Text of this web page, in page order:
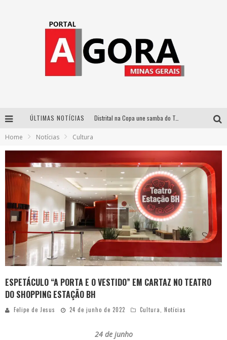
ÚLTIMAS NOTÍCIAS Distrital na Copa une samba do Trem dos Onze, acervo do Museu do Mineirão e transmissão em 4K para duelo contra o Haiti
Zeca Baleiro e Swami Jr. estreiam em Belo Horizonte o show em homenagem a Dolores Duran, marcando o encerramento da edição comemorativa dos dez anos do projeto “Uma voz, um instrumento”
Home Notícias Cultura
ESPETÁCULO “A PORTA E O VESTIDO” EM CARTAZ NO TEATRO
DO SHOPPING ESTAÇÃO BH
Felipe de Jesus 24 de junho de 2022 Cultura, Notícias
24 de junho